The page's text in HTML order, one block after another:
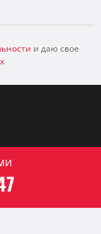
и даю свое